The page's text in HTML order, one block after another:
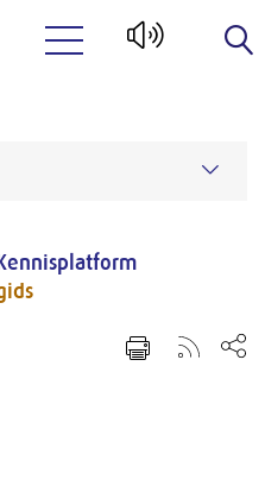
Kennisplatform